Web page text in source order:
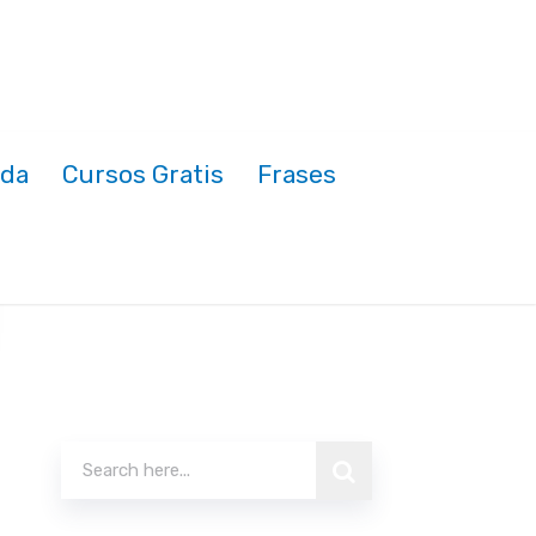
Cursos Gratis Frases